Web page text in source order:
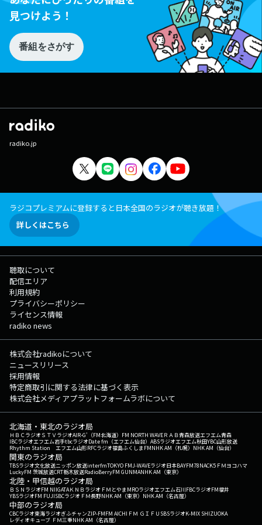
見つけよう！
番組をさがす
radiko.jp
ラジコプレミアムに登録すると日本全国のラジオが聴き放題！
詳しくはこちら
聴取について
配信エリア
利用規約
プライバシーポリシー
ライセンス情報
radiko news
株式会社radikoについて
ニュースリリース
採用情報
特定商取引に関する法律に基づく表示
株式会社メディアプラットフォームラボについて
北海道・東北のラジオ局
ＨＢＣラジオＳＴＶラジオAIR-G'（FM北海道） FM NORTH WAVEＲＡＢ青森放送エフエム青森
IBCラジオエフエム岩手tbcラジオDate fm（エフエム仙台） ABSラジオエフエム秋田YBC山形放送
Rhythm Station エフエム山形RFCラジオ福島ふくしまFMNHK AM（札幌） NHK AM（仙台）
関東のラジオ局
TBSラジオ文化放送ニッポン放送interfmTOKYO FMJ-WAVEラジオ日本BAYFM78NACK5 ＦＭヨコハマ
LuckyFM 茨城放送CRT栃木放送RadioBerryFM GUNMANHK AM（東京）
北陸・甲信越のラジオ局
ＢＳＮラジオFM NIIGATAＫＮＢラジオ ＦＭとやまMROラジオエフエム石川FBCラジオFM福井
YBSラジオFM FUJISBCラジオ ＦＭ長野NHK AM（東京） NHK AM（名古屋）
中部のラジオ局
CBCラジオ東海ラジオぎふチャンZIP-FMFM AICHI ＦＭ ＧＩＦＵ SBSラジオK-MIX SHIZUOKA
レディオキューブ ＦＭ三重NHK AM（名古屋）